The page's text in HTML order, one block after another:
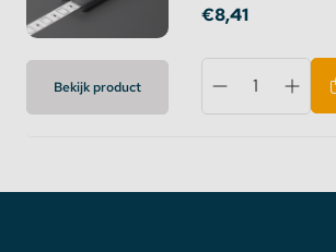
Bekijk product
€8,41